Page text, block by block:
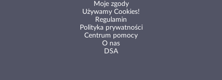
Moje zgody
Używamy Cookies!
Regulamin
Polityka prywatności
Centrum pomocy
O nas
DSA